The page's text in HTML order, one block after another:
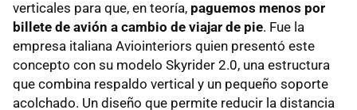
verticales para que, en teoría, paguemos menos por
billete de avión a cambio de viajar de pie. Fue la
empresa italiana Aviointeriors quien presentó este
concepto con su modelo Skyrider 2.0, una estructura
que combina respaldo vertical y un pequeño soporte
acolchado. Un diseño que permite reducir la distancia